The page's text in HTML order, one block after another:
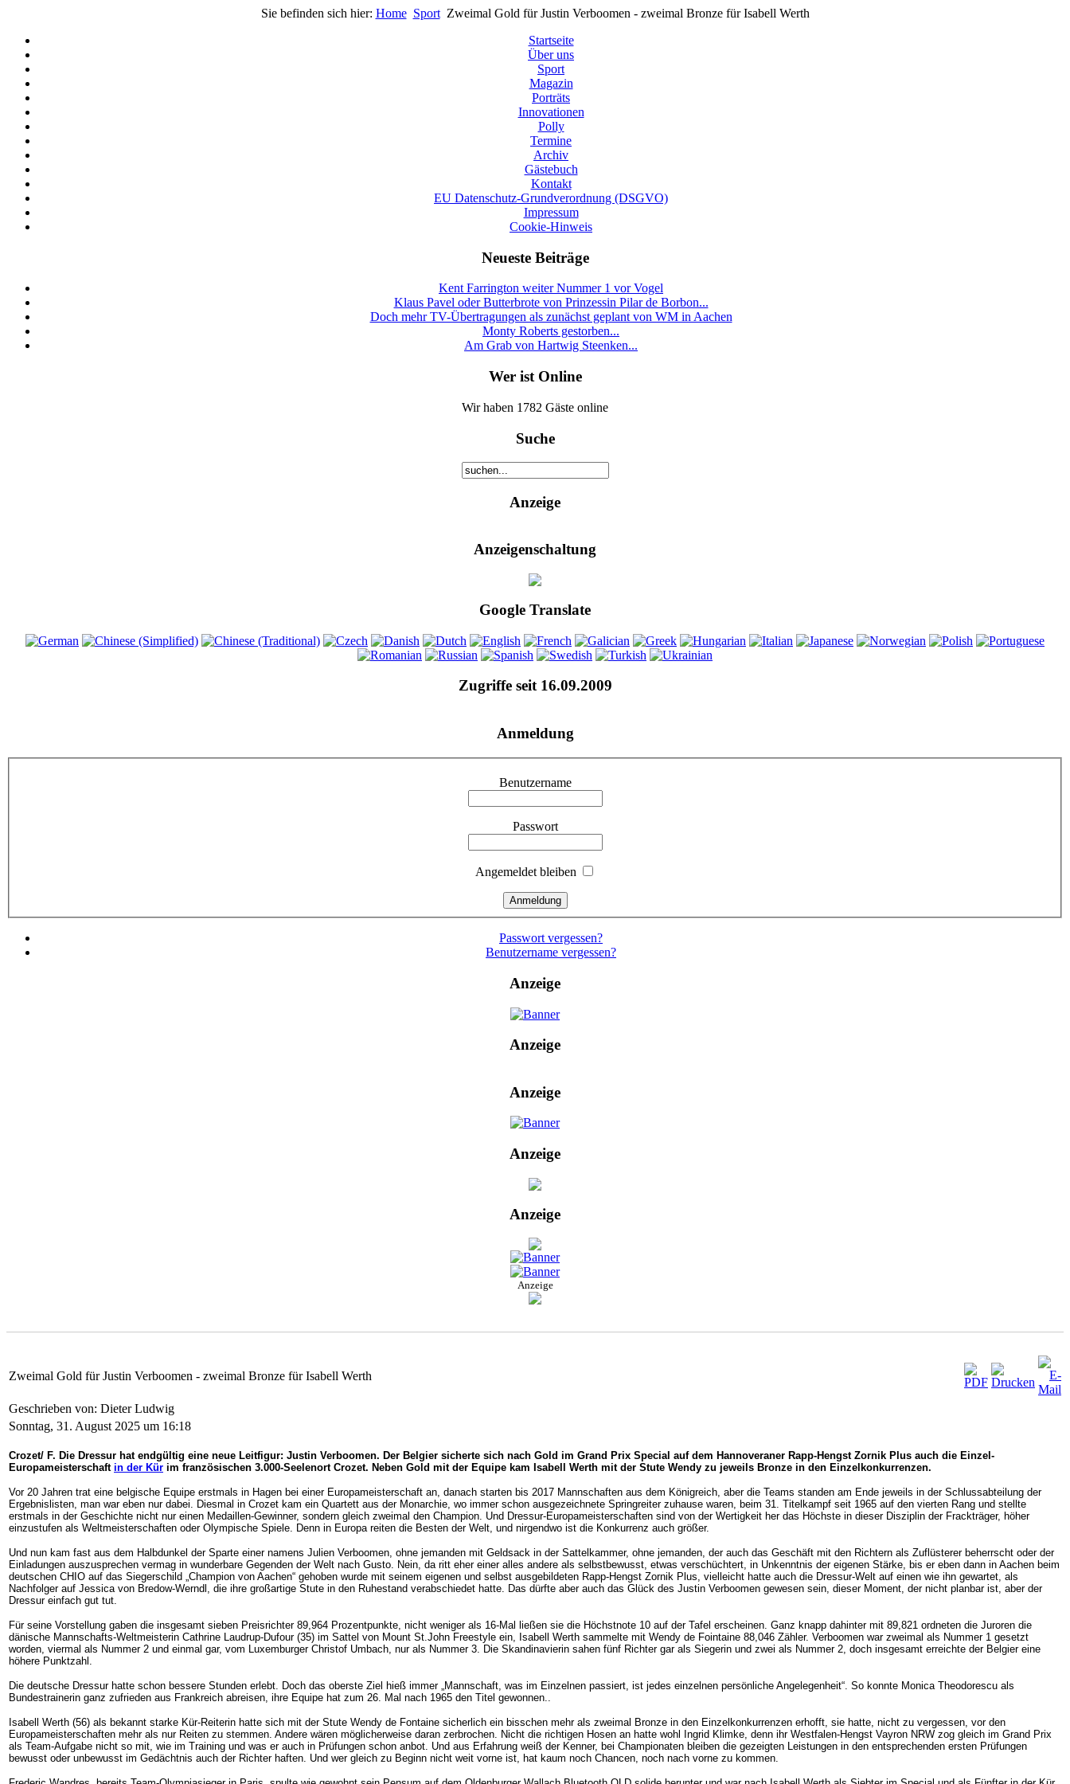
Sie befinden sich hier: Home Sport Zweimal Gold für Justin Verboomen - zweimal Bronze für Isabell Werth
Startseite
Über uns
Sport
Magazin
Porträts
Innovationen
Polly
Termine
Archiv
Gästebuch
Kontakt
EU Datenschutz-Grundverordnung (DSGVO)
Impressum
Cookie-Hinweis
Neueste Beiträge
Kent Farrington weiter Nummer 1 vor Vogel
Klaus Pavel oder Butterbrote von Prinzessin Pilar de Borbon...
Doch mehr TV-Übertragungen als zunächst geplant von WM in Aachen
Monty Roberts gestorben...
Am Grab von Hartwig Steenken...
Wer ist Online
Wir haben 1782 Gäste online
Suche
Anzeige
Anzeigenschaltung
Google Translate
Zugriffe seit 16.09.2009
Anmeldung
Benutzername
Passwort
Angemeldet bleiben
Passwort vergessen?
Benutzername vergessen?
Anzeige
Anzeige
Anzeige
Anzeige
Anzeige
Anzeige
Zweimal Gold für Justin Verboomen - zweimal Bronze für Isabell Werth
Geschrieben von: Dieter Ludwig
Sonntag, 31. August 2025 um 16:18
Crozet/ F. Die Dressur hat endgültig eine neue Leitfigur: Justin Verboomen. Der Belgier sicherte sich nach Gold im Grand Prix Special auf dem Hannoveraner Rapp-Hengst Zornik Plus auch die Einzel-
Europameisterschaft in der Kür im französischen 3.000-Seelenort Crozet. Neben Gold mit der Equipe kam Isabell Werth mit der Stute Wendy zu jeweils Bronze in den Einzelkonkurrenzen.
Vor 20 Jahren trat eine belgische Equipe erstmals in Hagen bei einer Europameisterschaft an, danach starten bis 2017 Mannschaften aus dem Königreich, aber die Teams standen am Ende jeweils in der Schlussabteilung der
Ergebnislisten, man war eben nur dabei. Diesmal in Crozet kam ein Quartett aus der Monarchie, wo immer schon ausgezeichnete Springreiter zuhause waren, beim 31. Titelkampf seit 1965 auf den vierten Rang und stellte
erstmals in der Geschichte nicht nur einen Medaillen-Gewinner, sondern gleich zweimal den Champion. Und Dressur-Europameisterschaften sind von der Wertigkeit her das Höchste in dieser Disziplin der Frackträger, höher
einzustufen als Weltmeisterschaften oder Olympische Spiele. Denn in Europa reiten die Besten der Welt, und nirgendwo ist die Konkurrenz auch größer.
Und nun kam fast aus dem Halbdunkel der Sparte einer namens Julien Verboomen, ohne jemanden mit Geldsack in der Sattelkammer, ohne jemanden, der auch das Geschäft mit den Richtern als Zuflüsterer beherrscht oder der
Einladungen auszusprechen vermag in wunderbare Gegenden der Welt nach Gusto. Nein, da ritt eher einer alles andere als selbstbewusst, etwas verschüchtert, in Unkenntnis der eigenen Stärke, bis er eben dann in Aachen beim
deutschen CHIO auf das Siegerschild „Champion von Aachen“ gehoben wurde mit seinem eigenen und selbst ausgebildeten Rapp-Hengst Zornik Plus, vielleicht hatte auch die Dressur-Welt auf einen wie ihn gewartet, als
Nachfolger auf Jessica von Bredow-Werndl, die ihre großartige Stute in den Ruhestand verabschiedet hatte. Das dürfte aber auch das Glück des Justin Verboomen gewesen sein, dieser Moment, der nicht planbar ist, aber der
Dressur einfach gut tut.
Für seine Vorstellung gaben die insgesamt sieben Preisrichter 89,964 Prozentpunkte, nicht weniger als 16-Mal ließen sie die Höchstnote 10 auf der Tafel erscheinen. Ganz knapp dahinter mit 89,821 ordneten die Juroren die
dänische Mannschafts-Weltmeisterin Cathrine Laudrup-Dufour (35) im Sattel von Mount St.John Freestyle ein, Isabell Werth sammelte mit Wendy de Fointaine 88,046 Zähler. Verboomen war zweimal als Nummer 1 gesetzt
worden, viermal als Nummer 2 und einmal gar, vom Luxemburger Christof Umbach, nur als Nummer 3. Die Skandinavierin sahen fünf Richter gar als Siegerin und zwei als Nummer 2, doch insgesamt erreichte der Belgier eine
höhere Punktzahl.
Die deutsche Dressur hatte schon bessere Stunden erlebt. Doch das oberste Ziel hieß immer „Mannschaft, was im Einzelnen passiert, ist jedes einzelnen persönliche Angelegenheit“. So konnte Monica Theodorescu als
Bundestrainerin ganz zufrieden aus Frankreich abreisen, ihre Equipe hat zum 26. Mal nach 1965 den Titel gewonnen..
Isabell Werth (56) als bekannt starke Kür-Reiterin hatte sich mit der Stute Wendy de Fontaine sicherlich ein bisschen mehr als zweimal Bronze in den Einzelkonkurrenzen erhofft, sie hatte, nicht zu vergessen, vor den
Europameisterschaften mehr als nur Reiten zu stemmen. Andere wären möglicherweise daran zerbrochen. Nicht die richtigen Hosen an hatte wohl Ingrid Klimke, denn ihr Westfalen-Hengst Vayron NRW zog gleich im Grand Prix
als Team-Aufgabe nicht so mit, wie im Training und was er auch in Prüfungen schon anbot. Und aus Erfahrung weiß der Kenner, bei Championaten bleiben die gezeigten Leistungen in den entsprechenden ersten Prüfungen
bewusst oder unbewusst im Gedächtnis auch der Richter haften. Und wer gleich zu Beginn nicht weit vorne ist, hat kaum noch Chancen, noch nach vorne zu kommen.